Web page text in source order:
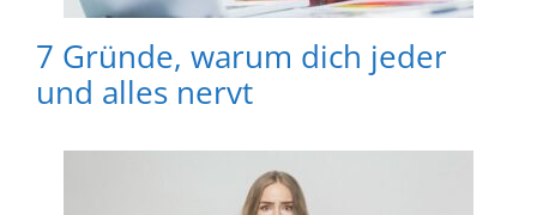
7 Gründe, warum dich jeder
und alles nervt